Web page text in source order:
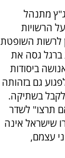
מתנהל
הרשויות
לרשות השופטת
ברגל גסה את
ביסודות
גם בזהותה
בשתיקה.
תרצו" לשדר
שישראל אינה
עצמם,